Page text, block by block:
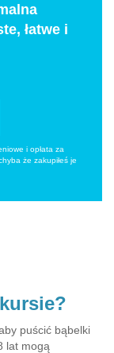
łatwe i
i opłata za
że zakupiłeś je
puścić bąbelki
lat mogą